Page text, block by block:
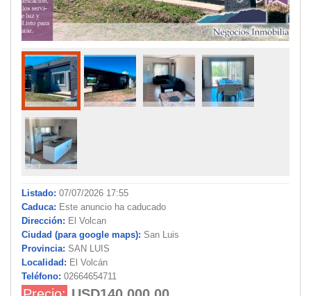
Listado: 07/07/2026 17:55
Caduca: Este anuncio ha caducado
Dirección: El Volcan
Ciudad (para google maps): San Luis
Provincia: SAN LUIS
Localidad: El Volcán
Teléfono: 02664654711